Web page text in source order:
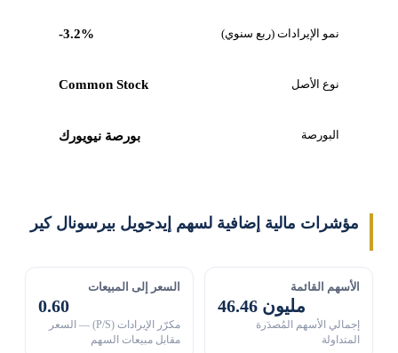
نمو الإيرادات (ربع سنوي) -3.2%
نوع الأصل Common Stock
البورصة بورصة نيويورك
مؤشرات مالية إضافية لسهم إيدجويل بيرسونال كير
الأسهم القائمة
46.46 مليون
إجمالي الأسهم المُصدَرة
المتداولة
السعر إلى المبيعات
0.60
مكرّر الإيرادات (P/S) — السعر
مقابل مبيعات السهم